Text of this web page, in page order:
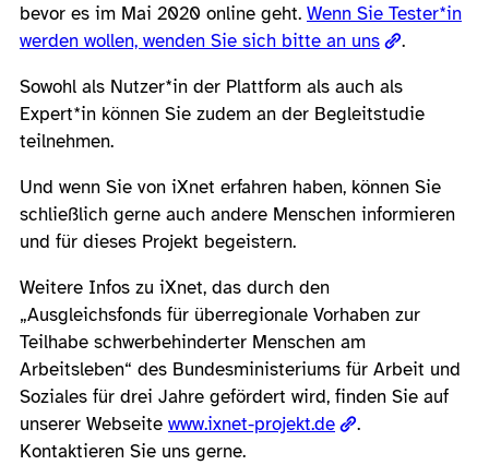
bevor es im Mai 2020 online geht. Wenn Sie Tester*in
werden wollen, wenden Sie sich bitte an uns
.
Sowohl als Nutzer*in der Plattform als auch als
Expert*in können Sie zudem an der Begleitstudie
teilnehmen.
Und wenn Sie von iXnet erfahren haben, können Sie
schließlich gerne auch andere Menschen informieren
und für dieses Projekt begeistern.
Weitere Infos zu iXnet, das durch den
„Ausgleichsfonds für überregionale Vorhaben zur
Teilhabe schwerbehinderter Menschen am
Arbeitsleben“ des Bundesministeriums für Arbeit und
Soziales für drei Jahre gefördert wird, finden Sie auf
unserer Webseite www.ixnet-projekt.de
.
Kontaktieren Sie uns gerne.